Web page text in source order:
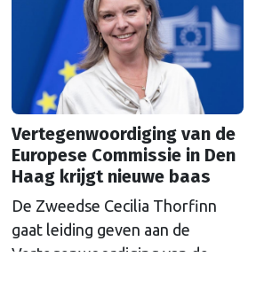
Vertegenwoordiging van de
Europese Commissie in Den
Haag krijgt nieuwe baas
De Zweedse Cecilia Thorfinn
gaat leiding geven aan de
Vertegenwoordiging van de